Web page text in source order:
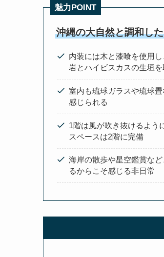
魅力POINT
沖縄の大自然と調和し
内装には木と漆喰を使用
岩とハイビスカスの生垣
室内も琉球ガラスや琉球
感じられる
1階は風が吹き抜けるよう
スペースは2階に完備
海岸の散歩や星空鑑賞な
るからこそ感じる非日常